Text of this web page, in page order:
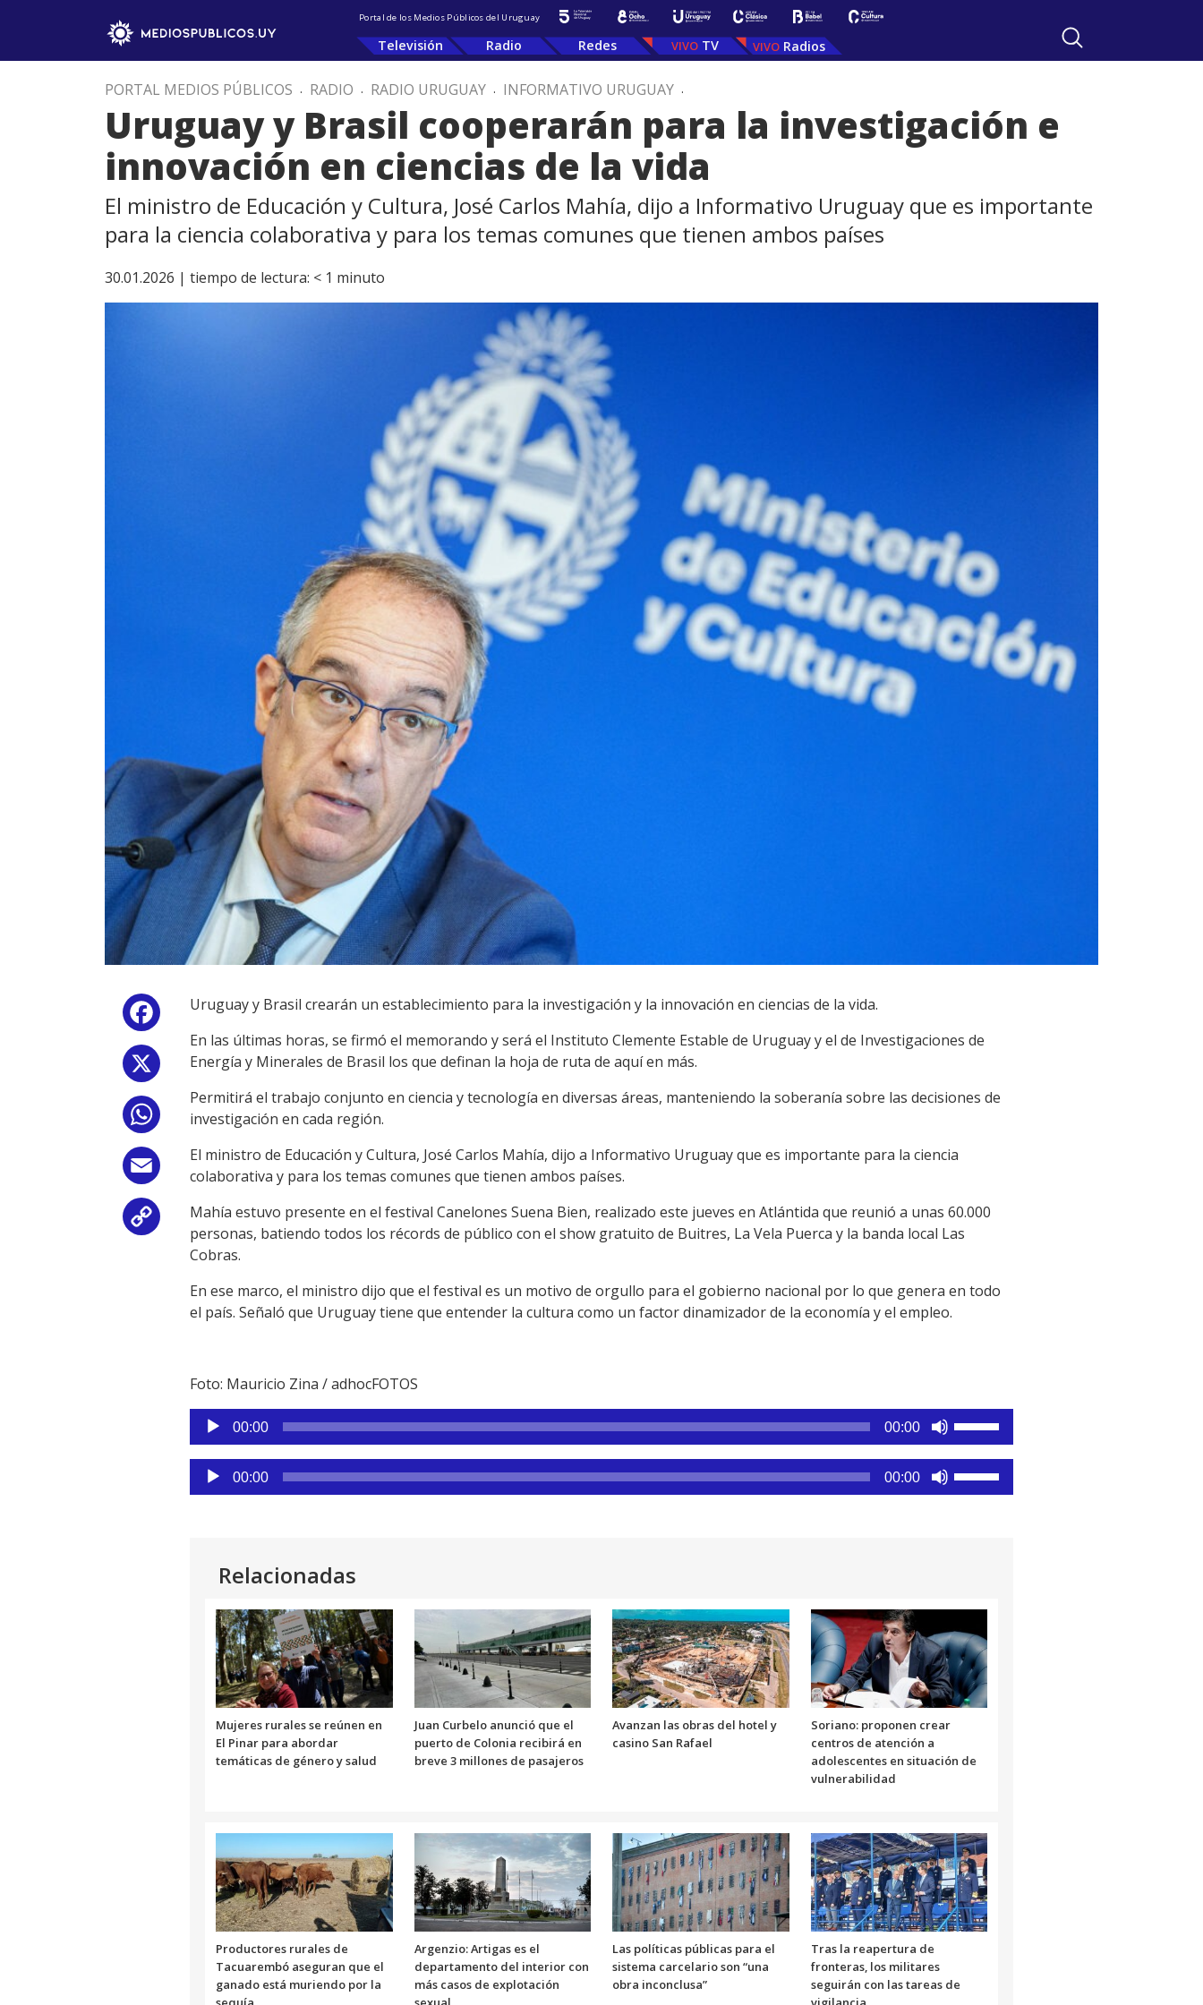
Portal de los Medios Públicos del Uruguay
Televisión Radio Redes TV Radios
PORTAL MEDIOS PÚBLICOS . RADIO . RADIO URUGUAY . INFORMATIVO URUGUAY .
Uruguay y Brasil cooperarán para la investigación e
innovación en ciencias de la vida
El ministro de Educación y Cultura, José Carlos Mahía, dijo a Informativo Uruguay que es importante
para la ciencia colaborativa y para los temas comunes que tienen ambos países
30.01.2026 | tiempo de lectura: < 1 minuto
Facebook
WhatsApp
Email
Copy
Link
Uruguay y Brasil crearán un establecimiento para la investigación y la innovación en ciencias de la vida.
En las últimas horas, se firmó el memorando y será el Instituto Clemente Estable de Uruguay y el de Investigaciones de
Energía y Minerales de Brasil los que definan la hoja de ruta de aquí en más.
Permitirá el trabajo conjunto en ciencia y tecnología en diversas áreas, manteniendo la soberanía sobre las decisiones de
investigación en cada región.
El ministro de Educación y Cultura, José Carlos Mahía, dijo a Informativo Uruguay que es importante para la ciencia
colaborativa y para los temas comunes que tienen ambos países.
Mahía estuvo presente en el festival Canelones Suena Bien, realizado este jueves en Atlántida que reunió a unas 60.000
personas, batiendo todos los récords de público con el show gratuito de Buitres, La Vela Puerca y la banda local Las
Cobras.
En ese marco, el ministro dijo que el festival es un motivo de orgullo para el gobierno nacional por lo que genera en todo
el país. Señaló que Uruguay tiene que entender la cultura como un factor dinamizador de la economía y el empleo.
Foto: Mauricio Zina / adhocFOTOS
Reproductor
de
audio
00:00 00:00
teclas
de
disminuir
el
volumen.
Reproductor
de
00:00 00:00
o
disminuir
el
volumen.
Relacionadas
Mujeres rurales se reúnen en
El Pinar para abordar
temáticas de género y salud
Juan Curbelo anunció que el
puerto de Colonia recibirá en
breve 3 millones de pasajeros
Avanzan las obras del hotel y
casino San Rafael
Soriano: proponen crear
centros de atención a
adolescentes en situación de
vulnerabilidad
Productores rurales de
Tacuarembó aseguran que el
ganado está muriendo por la
Argenzio: Artigas es el
departamento del interior con
más casos de explotación
Las políticas públicas para el
sistema carcelario son “una
obra inconclusa”
Tras la reapertura de
fronteras, los militares
seguirán con las tareas de